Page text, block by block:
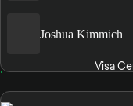
Joshua Kimmich
Visa